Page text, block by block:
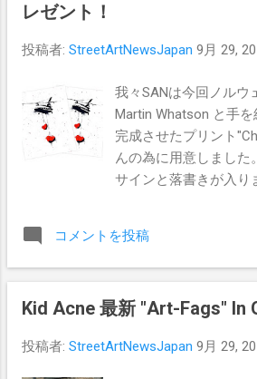
レゼント！
投稿者: StreetArtNewsJapan 9月 29,
我々SANは今回ノルウ
Martin Whatson と手
完成させたプリント
んの為に用意しました
サインと落書きが入り
最も有能なステンシル
が普段気がつかない様
す。彼が前回披露した
選への参加方法は、
コメントを投稿
Kid Acne 最新 "Art-Fags" In
投稿者: StreetArtNewsJapan 9月 29,